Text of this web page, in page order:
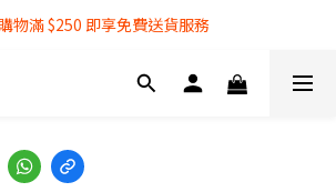
物滿 $250 即享免費送貨服務
物滿 $250 即享免費送貨服務
』付款方式 可享額外 3% 折扣回贈